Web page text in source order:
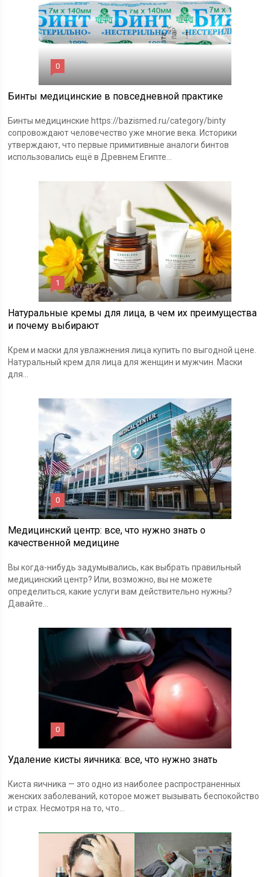
0
Бинты медицинские в повседневной практике
Бинты медицинские https://bazismed.ru/category/binty
сопровождают человечество уже многие века. Историки
утверждают, что первые примитивные аналоги бинтов
использовались ещё в Древнем Египте...
1
Натуральные кремы для лица, в чем их преимущества
и почему выбирают
Крем и маски для увлажнения лица купить по выгодной цене.
Натуральный крем для лица для женщин и мужчин. Маски
для...
0
Медицинский центр: все, что нужно знать о
качественной медицине
Вы когда-нибудь задумывались, как выбрать правильный
медицинский центр? Или, возможно, вы не можете
определиться, какие услуги вам действительно нужны?
Давайте...
0
Удаление кисты яичника: все, что нужно знать
Киста яичника — это одно из наиболее распространенных
женских заболеваний, которое может вызывать беспокойство
и страх. Несмотря на то, что...